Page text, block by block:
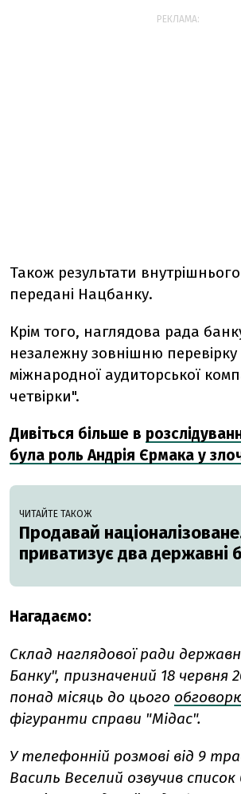
РЕКЛАМА:
Також результати
передані Нацбанку.
Крім того, наглядова рада
незалежну зовнішню перевірку
міжнародної аудиторської
четвірки".
Дивіться більше в
була роль Андрія Єрмака у
ЧИТАЙТЕ ТАКОЖ
Продавай
приватизує два державні
Нагадаємо:
Склад наглядової ради
Банку", призначений 18 червня
понад місяць до цього
фігуранти справи "Мідас".
У телефонній розмові від 9
Василь Веселий озвучив